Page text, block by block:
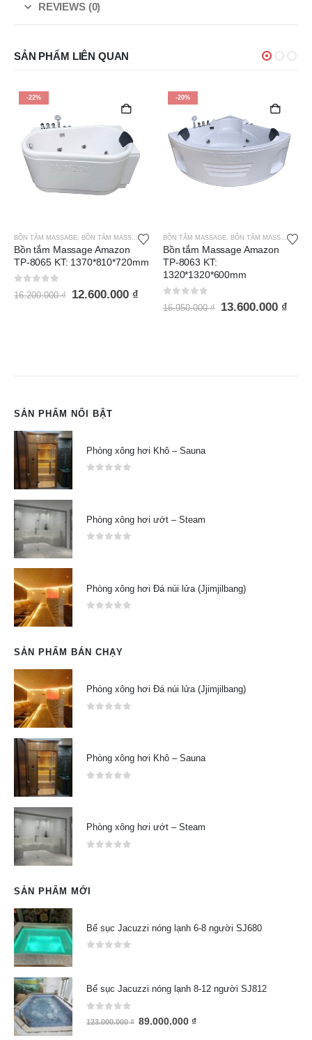
REVIEWS (0)
SẢN PHẨM LIÊN QUAN
-20%
BỒN TẮM MASSAGE BỒN TẮM MASSAGE AMAZON
Bồn tắm Massage Amazon
TP-8063 KT:
1320*1320*600mm
-22%
BỒN TẮM MASSAGE BỒN TẮM MASSAGE AMAZON
Bồn tắm Massage Amazon
TP-8062 KT: 1820*970*600mm
0out of 5
21.250.000
SẢN PHẨM NỔI BẬT
Phòng xông hơi Khô – Sauna
Phòng xông hơi ướt – Steam
Phòng xông hơi Đá núi lửa (Jjimjilbang)
SẢN PHẨM BÁN CHẠY
Phòng xông hơi Đá núi lửa (Jjimjilbang)
Phòng xông hơi Khô – Sauna
Phòng xông hơi ướt – Steam
SẢN PHẨM MỚI
Bể sục Jacuzzi nóng lạnh 6-8 người SJ680
Bể sục Jacuzzi nóng lạnh 8-12 người SJ812
out of 5
123.000.000₫ 89.000.000 ₫